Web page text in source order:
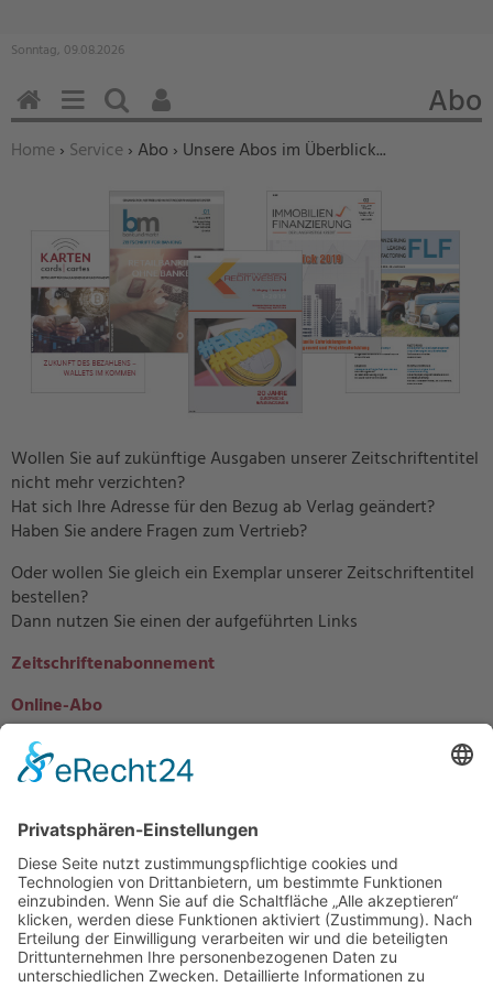
Sonntag, 09.08.2026
Abo
Sie befinden sich hier:
Home › Service › Abo › Unsere Abos im Überblick...
Wollen Sie auf zukünftige Ausgaben unserer Zeitschriftentitel
nicht mehr verzichten?
Hat sich Ihre Adresse für den Bezug ab Verlag geändert?
Haben Sie andere Fragen zum Vertrieb?
Oder wollen Sie gleich ein Exemplar unserer Zeitschriftentitel
bestellen?
Dann nutzen Sie einen der aufgeführten Links
Zeitschriftenabonnement
Online-Abo
Online-Mehrfachnutzung
Einzelheft
Probeheft
Probe-Abonnement
Sind Sie bereits Abonnent unserer Zeitschriftentitel und Ihnen
fehlt noch der Online-Zugang? Dann nutzen Sie bitte
folgendenLink.
HOMEMENÜSUCHEN
BENUTZERFUNKTIONEN